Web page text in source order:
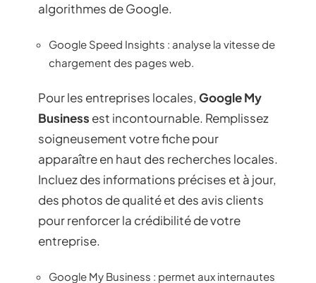
algorithmes de Google.
Google Speed Insights : analyse la vitesse de
chargement des pages web.
Pour les entreprises locales, Google My
Business est incontournable. Remplissez
soigneusement votre fiche pour
apparaître en haut des recherches locales.
Incluez des informations précises et à jour,
des photos de qualité et des avis clients
pour renforcer la crédibilité de votre
entreprise.
Google My Business : permet aux internautes